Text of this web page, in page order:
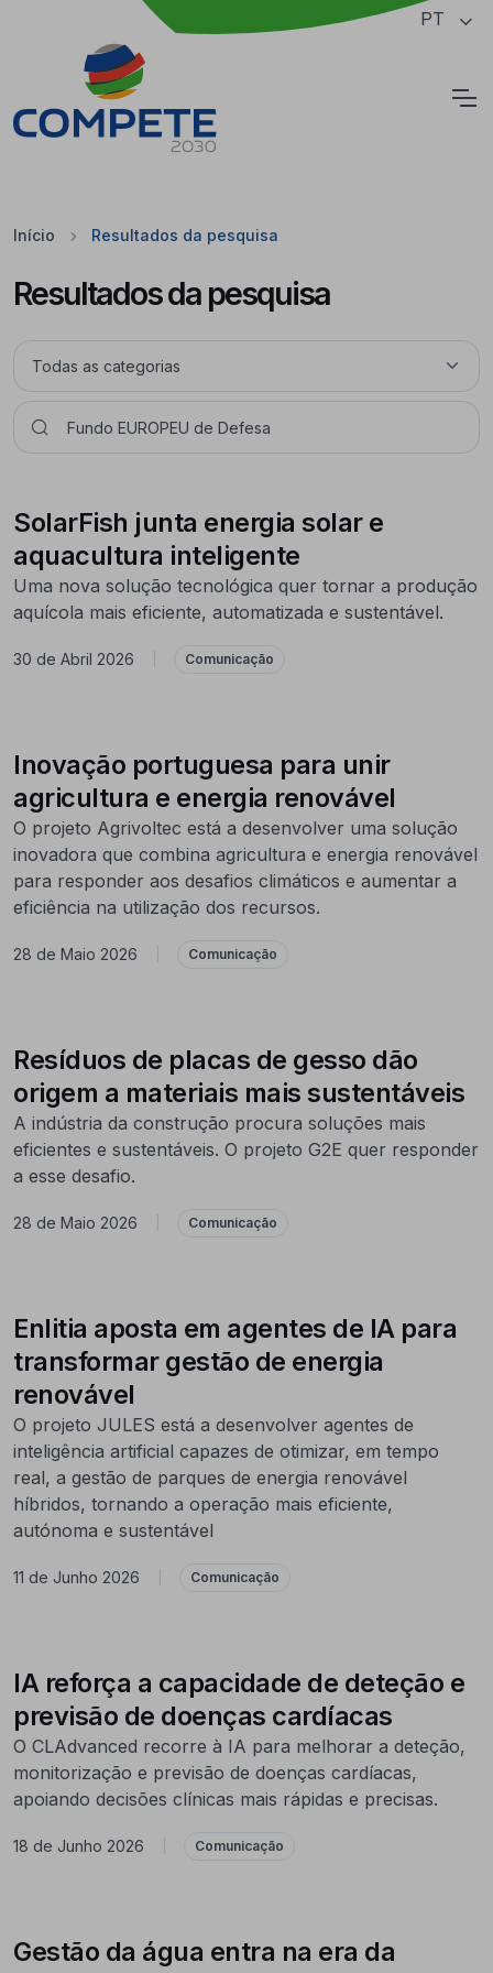
Saltar para o conteúdo principal da página PT
Início Resultados da pesquisa
Resultados da pesquisa
SolarFish junta energia solar e
aquacultura inteligente
Uma nova solução tecnológica quer tornar a produção
aquícola mais eficiente, automatizada e sustentável.
30 de Abril 2026 Comunicação
Inovação portuguesa para unir
agricultura e energia renovável
O projeto Agrivoltec está a desenvolver uma solução
inovadora que combina agricultura e energia renovável
para responder aos desafios climáticos e aumentar a
eficiência na utilização dos recursos.
28 de Maio 2026 Comunicação
Resíduos de placas de gesso dão
origem a materiais mais sustentáveis
A indústria da construção procura soluções mais
eficientes e sustentáveis. O projeto G2E quer responder
a esse desafio.
28 de Maio 2026 Comunicação
Enlitia aposta em agentes de IA para
transformar gestão de energia
renovável
O projeto JULES está a desenvolver agentes de
inteligência artificial capazes de otimizar, em tempo
real, a gestão de parques de energia renovável
híbridos, tornando a operação mais eficiente,
autónoma e sustentável
11 de Junho 2026 Comunicação
IA reforça a capacidade de deteção e
previsão de doenças cardíacas
O CLAdvanced recorre à IA para melhorar a deteção,
monitorização e previsão de doenças cardíacas,
apoiando decisões clínicas mais rápidas e precisas.
18 de Junho 2026 Comunicação
Gestão da água entra na era da